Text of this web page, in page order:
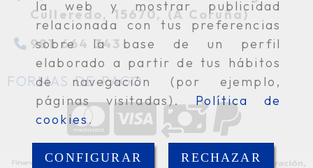
la web y mostrar publicidad
relacionada con tus preferencias
sobre la base de un perfil
elaborado a partir de tus hábitos
de navegación (por ejemplo,
páginas visitadas). Política de
cookies.
CONFIGURAR RECHAZAR
Culleredo,15670,(A Coruña)
981 664 343
FORMAS DE PAGO